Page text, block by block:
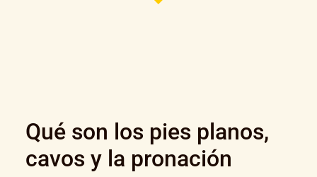
Qué son los pies planos,
cavos y la pronación